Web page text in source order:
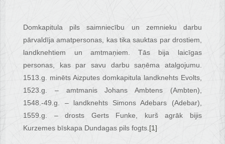
Domkapitula pils saimniecību un zemnieku darbu
pārvaldīja amatpersonas, kas tika sauktas par drostiem,
landknehtiem un amtmaņiem. Tās bija laicīgas
personas, kas par savu darbu saņēma atalgojumu.
1513.g. minēts Aizputes domkapitula landknehts Evolts,
1523.g. – amtmanis Johans Ambtens (Ambten),
1548.-49.g. – landknehts Simons Adebars (Adebar),
1559.g. – drosts Gerts Funke, kurš agrāk bijis
Kurzemes bīskapa Dundagas pils fogts.[1]